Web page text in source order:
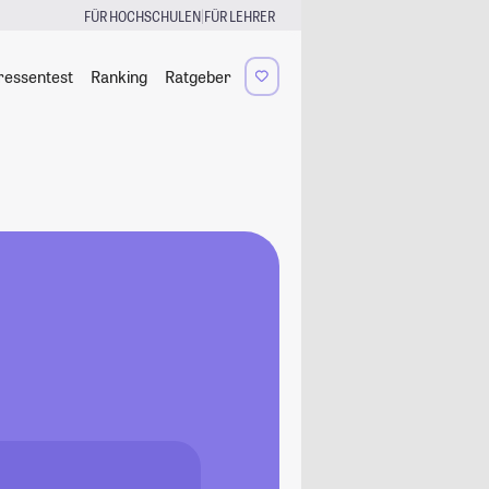
FÜR HOCHSCHULEN|FÜR LEHRER
Ranking Ratgeber